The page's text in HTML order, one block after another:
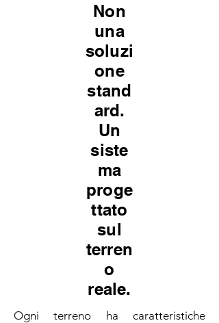
Non
una
soluzi
one
stand
ard.
Un
siste
ma
proge
ttato
sul
terren
o
reale.
Ogni terreno ha caratteristiche